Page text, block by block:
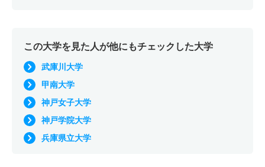
この大学を見た人が他にもチェックした大学
武庫川大学
甲南大学
神戸女子大学
神戸学院大学
兵庫県立大学